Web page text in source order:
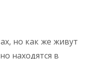
но как же живут
находятся в